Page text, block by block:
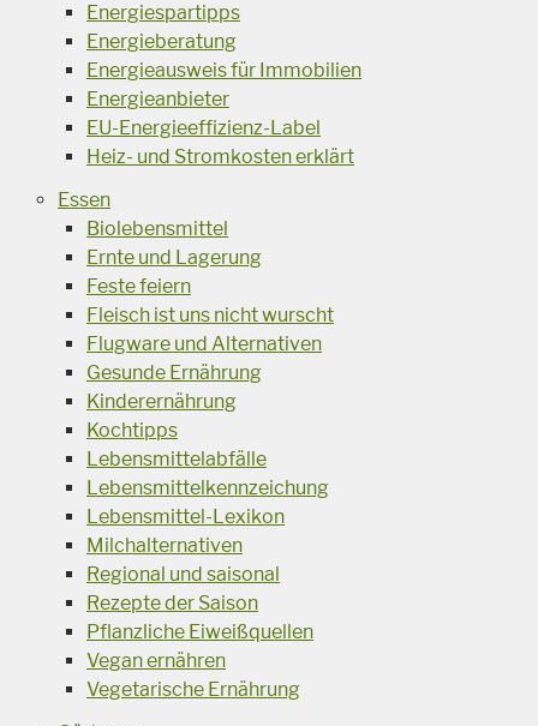
Energiespartipps
Energieberatung
Energieausweis für Immobilien
Energieanbieter
EU-Energieeffizienz-Label
Heiz- und Stromkosten erklärt
Essen
Biolebensmittel
Ernte und Lagerung
Feste feiern
Fleisch ist uns nicht wurscht
Flugware und Alternativen
Gesunde Ernährung
Kinderernährung
Kochtipps
Lebensmittelabfälle
Lebensmittelkennzeichung
Lebensmittel-Lexikon
Milchalternativen
Regional und saisonal
Rezepte der Saison
Pflanzliche Eiweißquellen
Vegan ernähren
Vegetarische Ernährung